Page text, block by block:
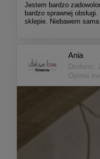
Jestem bardzo
bardzo sprawnej
sklepie. Niebawem
Ania
Dodano:
Opinia